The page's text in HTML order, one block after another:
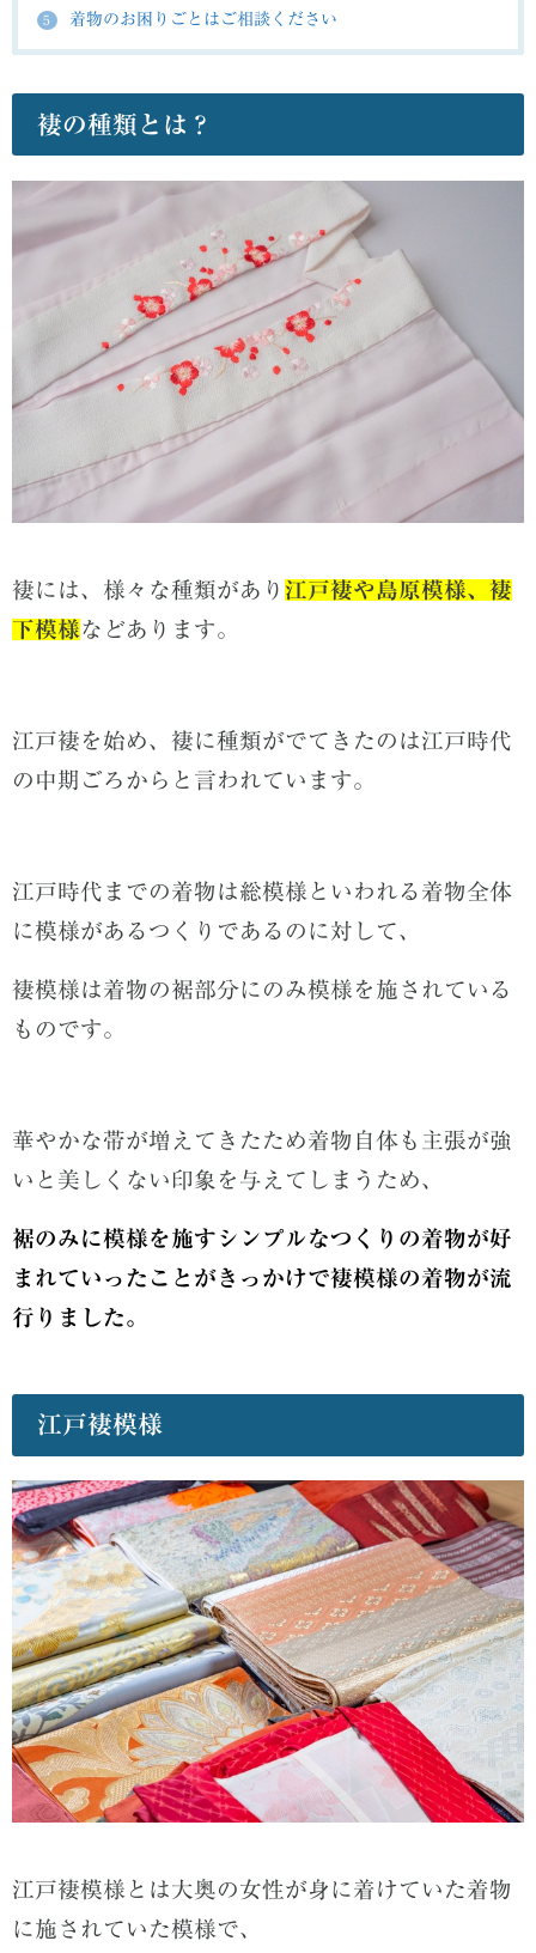
5 着物のお困りごとはご相談ください
褄の種類とは？
褄には、 様々な種類があり 江戸褄や島原模様、褄
下模様などあります。
江戸褄を始め、褄に種類がでてきたのは江戸時代
の中期ごろからと言われています。
江戸時代までの着物は総模様といわれる着物全体
に模様があるつくりであるのに対して、
褄模様は着物の裾部分にのみ模様を施されている
ものです。
華やかな帯が増えてきたため着物自体も主張が強
いと美しくない印象を与えてしまうため、
裾のみに模様を施すシンプルなつくりの着物が好
まれていったことがきっかけで褄模様の着物が流
行りました。
江戸褄模様
江戸褄模様とは大奥の女性が身に着けていた着物
に施されていた模様で、